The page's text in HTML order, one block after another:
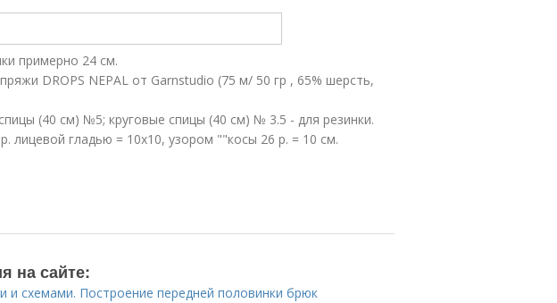
примерно 24 см.
DROPS NEPAL от Garnstudio (75 м/ 50 гр , 65% шерсть,
(40 см) №5; круговые спицы (40 см) № 3.5 - для резинки.
лицевой гладью = 10х10, узором ""косы 26 р. = 10 см.
на сайте:
и схемами. Построение передней половинки брюк